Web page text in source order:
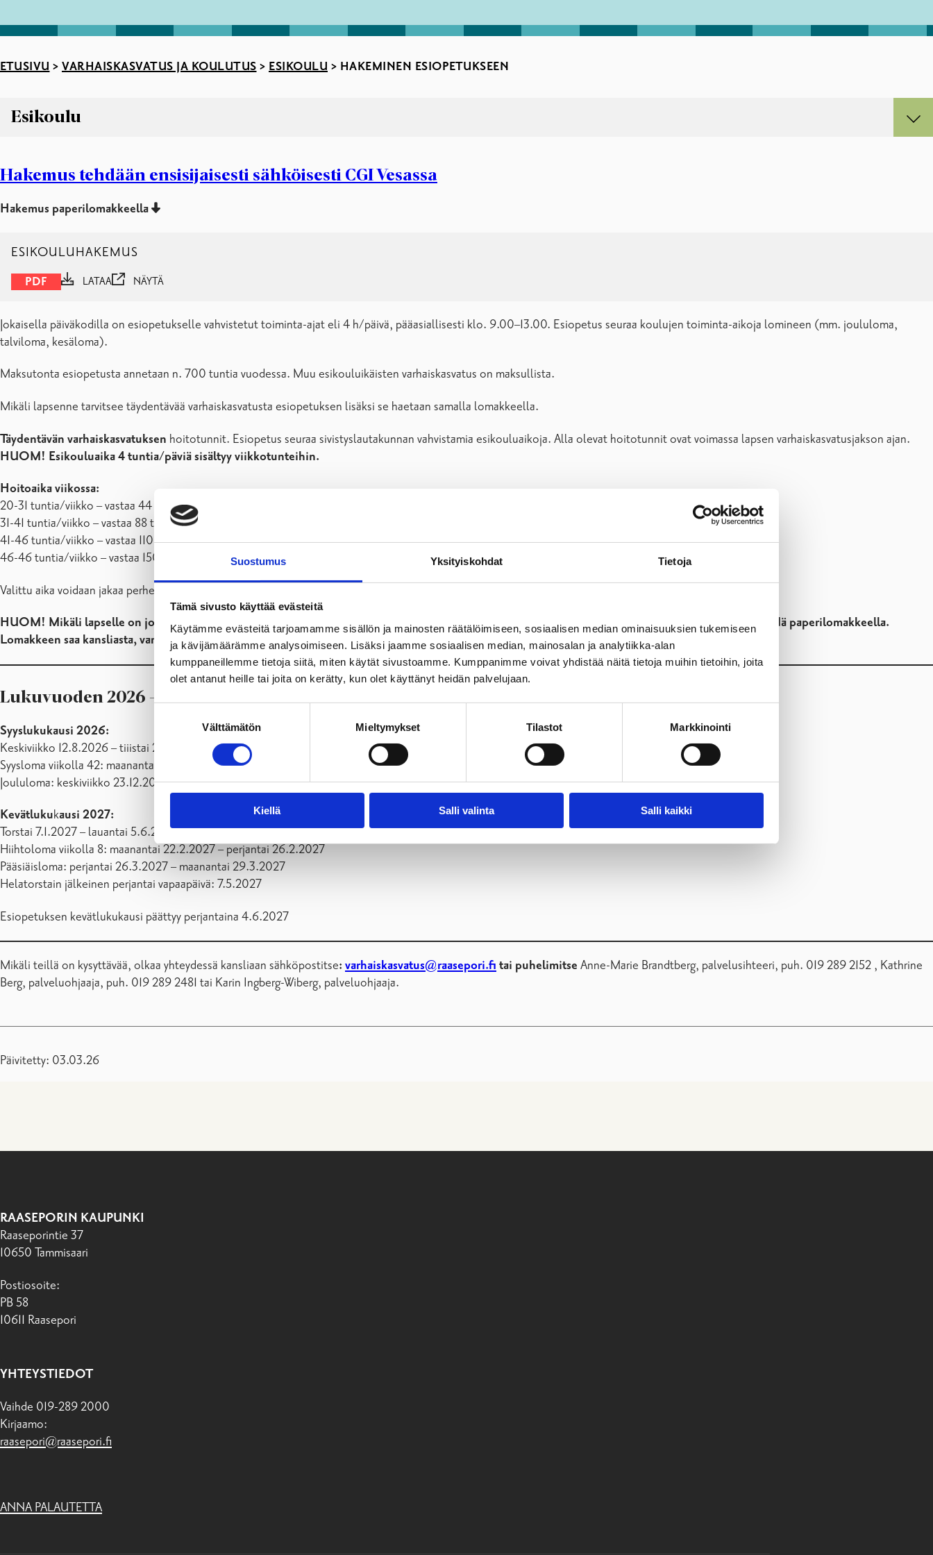
Suostumus Yksityiskohdat Tietoja
Tämä sivusto käyttää evästeitä
Käytämme evästeitä tarjoamamme sisällön ja mainosten räätälöimiseen, sosiaalisen median ominaisuuksien tukemiseen
ja kävijämäärämme analysoimiseen. Lisäksi jaamme sosiaalisen median, mainosalan ja analytiikka-alan
kumppaneillemme tietoja siitä, miten käytät sivustoamme. Kumppanimme voivat yhdistää näitä tietoja muihin tietoihin, joita
olet antanut heille tai joita on kerätty, kun olet käyttänyt heidän palvelujaan.
Välttämätön Mieltymykset Tilastot Markkinointi
Kiellä Salli valinta Salli kaikki
ETUSIVU > VARHAISKASVATUS JA KOULUTUS > ESIKOULU > HAKEMINEN ESIOPETUKSEEN
Esikoulu
Esikoulun suunnitelmat
Hakeminen esiopetukseen
Oppimisen ja esiopetukseen osallistumisen tuki
Valmistava opetus
Hakemus tehdään ensisijaisesti sähköisesti CGI Vesassa
Hakemus paperilomakkeella
ESIKOULUHAKEMUS
PDF LATAA NÄYTÄ
Jokaisella päiväkodilla on esiopetukselle vahvistetut toiminta-ajat eli 4 h/päivä, pääasiallisesti klo. 9.00–13.00. Esiopetus seuraa koulujen toiminta-aikoja lomineen (mm. joululoma,
talviloma, kesäloma).
Maksutonta esiopetusta annetaan n. 700 tuntia vuodessa. Muu esikouluikäisten varhaiskasvatus on maksullista.
Mikäli lapsenne tarvitsee täydentävää varhaiskasvatusta esiopetuksen lisäksi se haetaan samalla lomakkeella.
Täydentävän varhaiskasvatuksen hoitotunnit. Esiopetus seuraa sivistyslautakunnan vahvistamia esikouluaikoja. Alla olevat hoitotunnit ovat voimassa lapsen varhaiskasvatusjakson ajan.
HUOM! Esikouluaika 4 tuntia/päviä sisältyy viikkotunteihin.
Hoitoaika viikossa:
20-31 tuntia/viikko – vastaa 44 tuntia/kuukausi (20 % osuus kokoaikasesta kuukausimaksusta)
31-41 tuntia/viikko – vastaa 88 tuntia/kuukausi (60 % osuus kokoaikaisesta kuukausimaksusta)
41-46 tuntia/viikko – vastaa 110 tuntia/kuukausi (70 % osuus kokoaikaisesta kuukausimaksusta)
46-46 tuntia/viikko – vastaa 150 tuntia/kuukausi (80 % osuus kokoaikaisesta kuukausimaksusta)
Valittu aika voidaan jakaa perheen tarpeiden mukaan siten, että sitä käytetään päivittäin tai vain muutamana päivänä viikossa.
HUOM! Mikäli lapselle on jo haettu esikoulupaikkaa ja saatu esikoulupäätös, mutta tarvitaan vielä täydentävää varhaiskasvatusta, tulee hakemus tehdä paperilomakkeella.
Lomakkeen saa kansliasta, varhaiskasvatusyksiköstä tai tulostettu kaupungin kotisivulta.
Lukuvuoden 2026 – 2027 työajat
Syyslukukausi 2026:
Keskiviikko 12.8.2026 – tiiistai 22.12.2026 (90 työpäivää)
Syysloma viikolla 42: maanantai 12.10.2026 – perjantai 16.10.2026
Joululoma: keskiviikko 23.12.2026 – keskiviikko 6.1.2027
Kevätlukukausi 2027:
Torstai 7.1.2027 – lauantai 5.6.2027 (99 työpäivää)
Hiihtoloma viikolla 8: maanantai 22.2.2027 – perjantai 26.2.2027
Pääsiäisloma: perjantai 26.3.2027 – maanantai 29.3.2027
Helatorstain jälkeinen perjantai vapaapäivä: 7.5.2027
Esiopetuksen kevätlukukausi päättyy perjantaina 4.6.2027
Mikäli teillä on kysyttävää, olkaa yhteydessä kansliaan sähköpostitse:varhaiskasvatus@raasepori.fi tai puhelimitse Anne-Marie Brandtberg, palvelusihteeri, puh. 019 289 2152 , Kathrine
Berg, palveluohjaaja, puh. 019 289 2481 tai Karin Ingberg-Wiberg, palveluohjaaja.
Päivitetty: 03.03.26
RAASEPORIN KAUPUNKI
Raaseporintie 37
10650 Tammisaari
Postiosoite:
PB 58
10611 Raasepori
YHTEYSTIEDOT
Vaihde 019-289 2000
Kirjaamo:
raasepori@raasepori.fi
ANNA PALAUTETTA